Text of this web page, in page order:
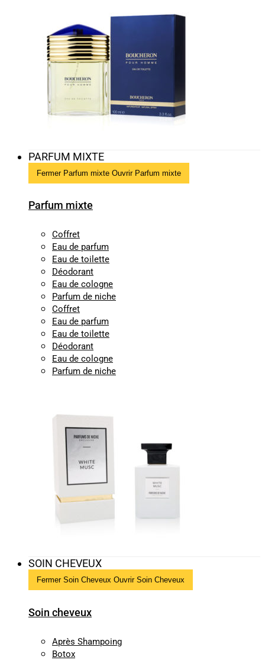
PARFUM MIXTE
Fermer Parfum mixte Ouvrir Parfum mixte
Parfum mixte
Coffret
Eau de parfum
Eau de toilette
Déodorant
Eau de cologne
Parfum de niche
Coffret
Eau de parfum
Eau de toilette
Déodorant
Eau de cologne
Parfum de niche
SOIN CHEVEUX
Fermer Soin Cheveux Ouvrir Soin Cheveux
Soin cheveux
Après Shampoing
Botox